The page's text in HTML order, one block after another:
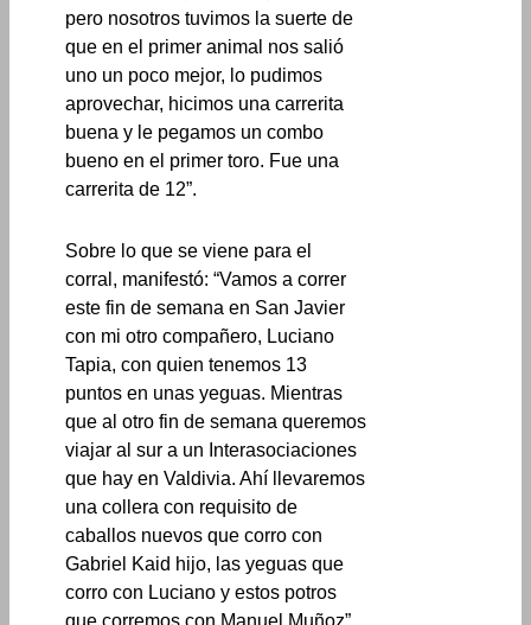
pero nosotros tuvimos la suerte de
que en el primer animal nos salió
uno un poco mejor, lo pudimos
aprovechar, hicimos una carrerita
buena y le pegamos un combo
bueno en el primer toro. Fue una
carrerita de 12”.
Sobre lo que se viene para el
corral, manifestó: “Vamos a correr
este fin de semana en San Javier
con mi otro compañero, Luciano
Tapia, con quien tenemos 13
puntos en unas yeguas. Mientras
que al otro fin de semana queremos
viajar al sur a un Interasociaciones
que hay en Valdivia. Ahí llevaremos
una collera con requisito de
caballos nuevos que corro con
Gabriel Kaid hijo, las yeguas que
corro con Luciano y estos potros